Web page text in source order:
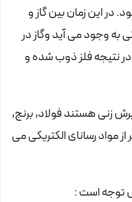
در این زمان بین گاز و
وجود می آید وگاز در
نتیجه فلز ذوب شده و
زنی هستند فولاد, برنج,
مواد رسانای الکتریکی می
توجه است :